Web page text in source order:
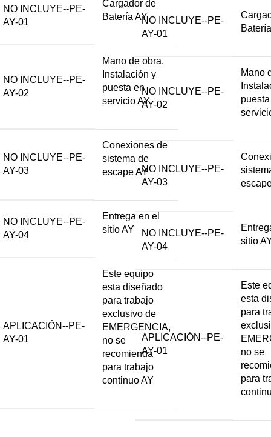
NO INCLUYE--PE-
AY-01
Cargador de
Batería AY
NO INCLUYE--PE-
AY-02
Mano de obra,
Instalación y
puesta en
servicio AY
NO INCLUYE--PE-
AY-03
Conexiones de
sistema de
escape AY
NO INCLUYE--PE-
AY-04
Entrega en el
sitio AY
APLICACIÓN--PE-
AY-01
Este equipo
esta diseñado
para trabajo
exclusivo de
EMERGENCIA,
no se
recomienda
para trabajo
continuo AY
NO INCLUYE--PE-
AY-01
NO INCLUYE--PE-
AY-02
Mano
NO INCLUYE--PE-
AY-03
NO INCLUYE--PE-
AY-04
sitio
APLICACIÓN--PE-
AY-01
Este
esta
para
no se
para